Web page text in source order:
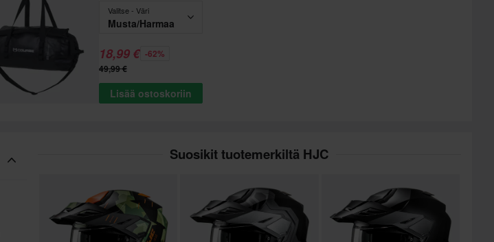
Valitse - Väri
Musta/Harmaa
18,99 € -62%
49,99 €
Lisää ostoskoriin
Suosikit tuotemerkiltä HJC